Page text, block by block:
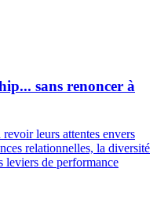
sans renoncer à
leurs attentes envers
relationnelles, la diversité
leviers de performance